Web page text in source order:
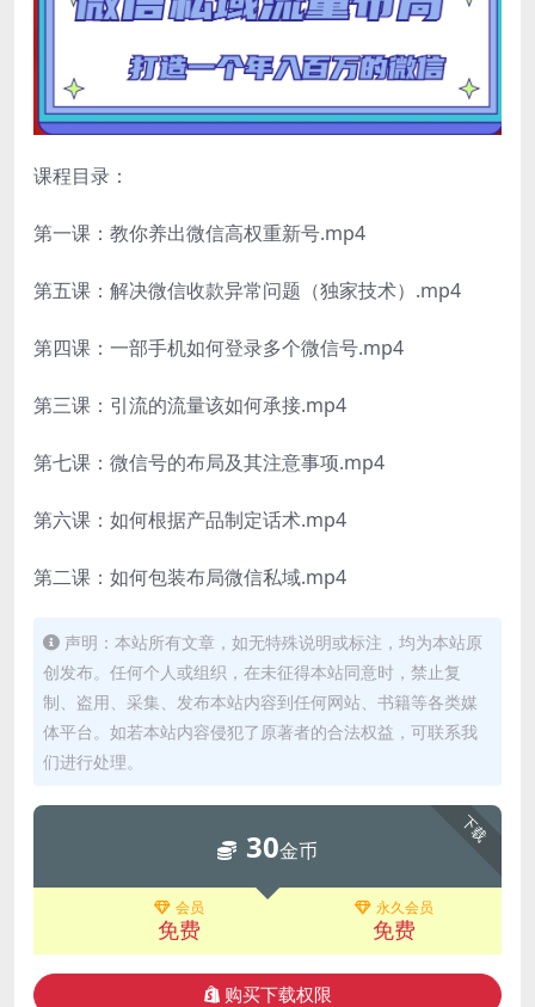
课程目录：
第一课：教你养出微信高权重新号.mp4
第五课：解决微信收款异常问题（独家技术）.mp4
第四课：一部手机如何登录多个微信号.mp4
第三课：引流的流量该如何承接.mp4
第七课：微信号的布局及其注意事项.mp4
第六课：如何根据产品制定话术.mp4
第二课：如何包装布局微信私域.mp4
声明：本站所有文章，如无特殊说明或标注，均为本站原
创发布。任何个人或组织，在未征得本站同意时，禁止复
制、盗用、采集、发布本站内容到任何网站、书籍等各类媒
体平台。如若本站内容侵犯了原著者的合法权益，可联系我
们进行处理。
下载
30金币
会员
免费
永久会员
免费
购买下载权限